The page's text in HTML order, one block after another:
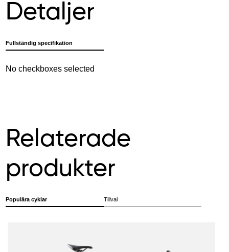
Detaljer
Fullständig specifikation
No checkboxes selected
Relaterade
produkter
Populära cyklar Tillval